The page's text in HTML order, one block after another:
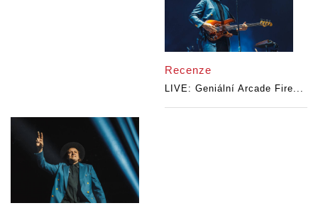
Recenze
LIVE: Geniální Arcade Fire...